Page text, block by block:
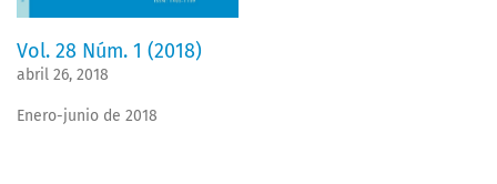
Vol. 28 Núm. 1 (2018)
abril 26, 2018
Enero-junio de 2018